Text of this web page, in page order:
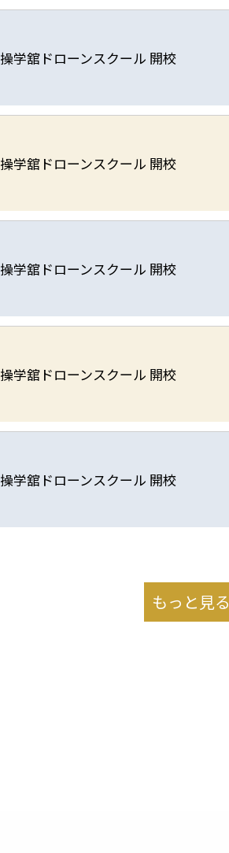
操学舘ドローンスクール 開校
操学舘ドローンスクール 開校
操学舘ドローンスクール 開校
操学舘ドローンスクール 開校
操学舘ドローンスクール 開校
もっと見る